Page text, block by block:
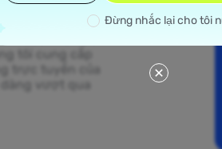
tôi trải dài
Từ những
các khu vực
tôi cung cấp
trực tuyến của
vượt qua
Đừng nhắc lại cho tôi